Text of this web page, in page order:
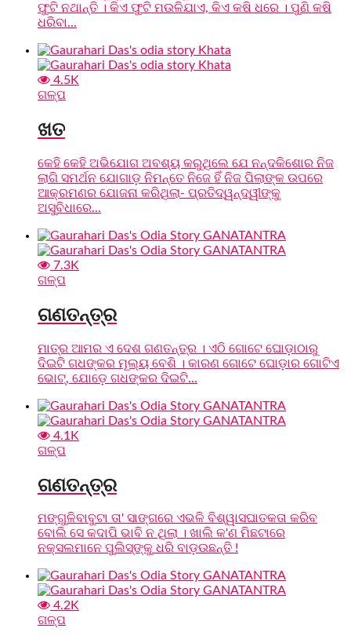
ଫୁଟି ନଥାନ୍ତି । କିଏ ଫୁଟି ମଉଳିଯାଏ, କିଏ କଷି ଧରେ । ପୁଣି କଷି
ଧରିବା...
4.5K
ଗଳ୍ପ
ଖତ
କେହି କେହି ଅଭିଯୋଗ ଅବଶ୍ୟ କରୁଥିଲେ ଯେ ନନ୍ଦକିଶୋର ନିଜ
ଲାଗି ସମର୍ଥନ ଯୋଗାଡ଼ ନିମନ୍ତେ ନିଜେ ହିଁ ନିଜ ପିଲାଙ୍କ ଉପରେ
ଆକ୍ରମଣର ଯୋଜନା କରିଥିଲା- ପ୍ରତିଦ୍ୱନ୍ଦ୍ୱୀଙ୍କୁ
ଅସୁବିଧାରେ...
7.3K
ଗଳ୍ପ
ଗଣତନ୍ତ୍ର
ମାତ୍ର ଆମର ଏ ଦେଶ ଗଣତନ୍ତ୍ର । ଏଠି ଗୋଟେ ଘୋଡ଼ାଠାରୁ
ଦିଇଟି ଗଧଙ୍କର ମୂଲ୍ୟ ବେଶି । କାରଣ ଗୋଟେ ଘୋଡ଼ାର ଗୋଟିଏ
ଭୋଟ୍, ଯୋଡ଼େ ଗଧଙ୍କର ଦିଇଟି...
4.1K
ଗଳ୍ପ
ଗଣତନ୍ତ୍ର
ମଙ୍ଗୁଳିବାବୁଟା ତା' ସାଙ୍ଗରେ ଏଭଳି ବିଶ୍ୱାସଘାତକତା କରିବ
ବୋଲି ସେ କଦାପି ଭାବି ନ ଥିଲା । ଖାଲି କ'ଣ ମିଛଟାରେ
ନକ୍ସଲମାନେ ପୁଲିସ୍‌ଙ୍କୁ ଧରି ବାଡ଼ଉଛନ୍ତି !
4.2K
ଗଳ୍ପ